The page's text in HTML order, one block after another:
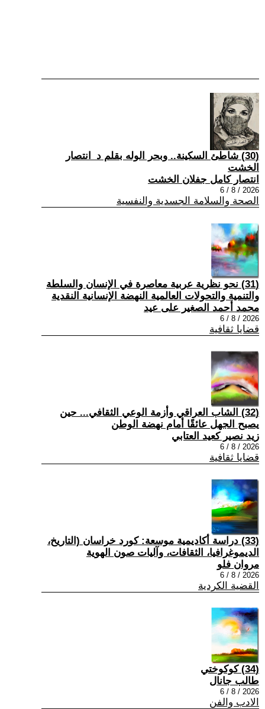
(30) شاطئ السكينة.. وبحر الوله بقلم د_انتصار
الخشت
انتصار كامل جفلان الخشت
2026 / 8 / 6
الصحة والسلامة الجسدية والنفسية
(31) نحو نظرية عربية معاصرة في الإنسان والسلطة
والتنمية والتحولات العالمية النهضة الإنسانية النقدية
محمد أحمد الصغير على عيد
2026 / 8 / 6
قضايا ثقافية
(32) الشاب العراقي وأزمة الوعي الثقافي... حين
يصبح الجهل عائقًا أمام نهضة الوطن
زيد نصير كعيد العتابي
2026 / 8 / 6
قضايا ثقافية
(33) دراسة أكاديمية موسعة: كورد خراسان (التاريخ،
الديموغرافيا، الثقافات، وآليات صون الهوية
مروان فلو
2026 / 8 / 6
القضية الكردية
(34) كوكوختي
طالب جانال
2026 / 8 / 6
الادب والفن